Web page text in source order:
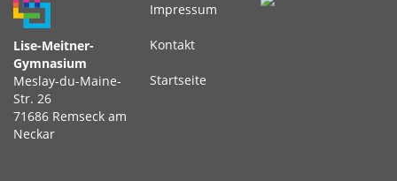
Lise-Meitner-
Gymnasium
Meslay-du-Maine-
Str. 26
71686 Remseck am
Neckar
Fußbereichsmenü
Impressum
Kontakt
Startseite